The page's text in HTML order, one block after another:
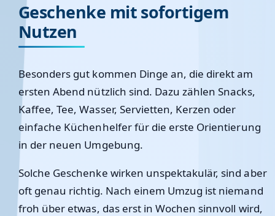
Geschenke mit sofortigem
Nutzen
Besonders gut kommen Dinge an, die direkt am
ersten Abend nützlich sind. Dazu zählen Snacks,
Kaffee, Tee, Wasser, Servietten, Kerzen oder
einfache Küchenhelfer für die erste Orientierung
in der neuen Umgebung.
Solche Geschenke wirken unspektakulär, sind aber
oft genau richtig. Nach einem Umzug ist niemand
froh über etwas, das erst in Wochen sinnvoll wird,